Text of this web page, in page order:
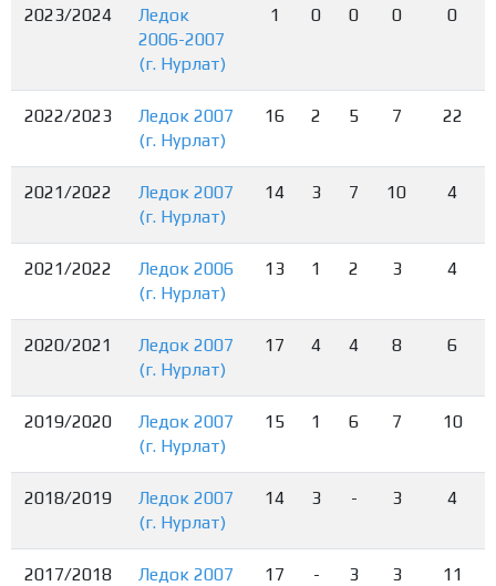
2023/2024
Ледок
2006-2007
(г. Нурлат)
1 0 0 0 0
2022/2023
Ледок 2007
(г. Нурлат)
16 2 5 7 22
2021/2022
Ледок 2007
(г. Нурлат)
14 3 7 10 4
2021/2022
Ледок 2006
(г. Нурлат)
13 1 2 3 4
2020/2021
Ледок 2007
(г. Нурлат)
17 4 4 8 6
2019/2020
Ледок 2007
(г. Нурлат)
15 1 6 7 10
2018/2019
Ледок 2007
(г. Нурлат)
14 3 - 3 4
2017/2018
Ледок 2007
17 - 3 3 11